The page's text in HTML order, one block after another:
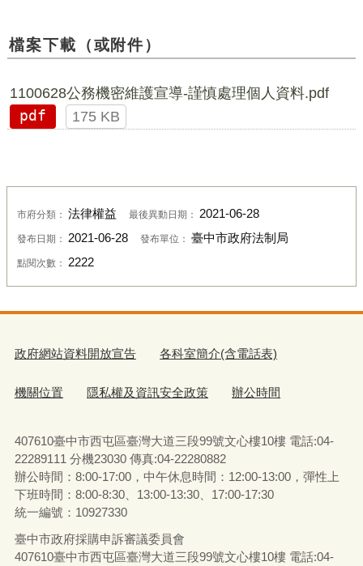
檔案下載（或附件）
1100628公務機密維護宣導-謹慎處理個人資料.pdf
pdf
175 KB
市府分類： 法律權益 最後異動日期： 2021-06-28
發布日期： 2021-06-28 發布單位： 臺中市政府法制局
點閱次數： 2222
政府網站資料開放宣告 各科室簡介(含電話表)
機關位置 隱私權及資訊安全政策 辦公時間
407610臺中市西屯區臺灣大道三段99號文心樓10樓 電話:04-
22289111 分機23030 傳真:04-22280882
辦公時間：8:00-17:00，中午休息時間：12:00-13:00，彈性上
下班時間：8:00-8:30、13:00-13:30、17:00-17:30
統一編號：10927330
臺中市政府採購申訴審議委員會
407610臺中市西屯區臺灣大道三段99號文心樓10樓 電話:04-